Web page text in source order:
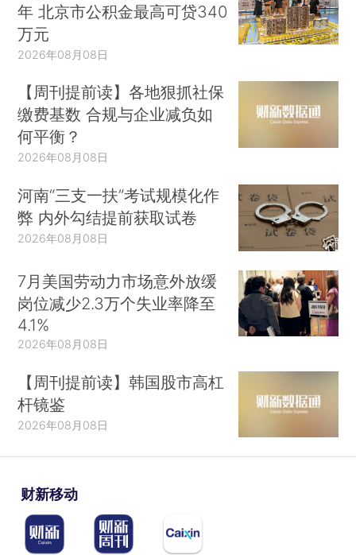
年 北京市公积金最高可贷340
万元
2026年08月08日
【周刊提前读】各地狠抓社保
缴费基数 合规与企业减负如
何平衡？
2026年08月08日
河南“三支一扶”考试规模化作
弊 内外勾结提前获取试卷
2026年08月08日
7月美国劳动力市场意外放缓
岗位减少2.3万个失业率降至
4.1%
2026年08月08日
【周刊提前读】韩国股市高杠
杆镜鉴
2026年08月08日
财新移动